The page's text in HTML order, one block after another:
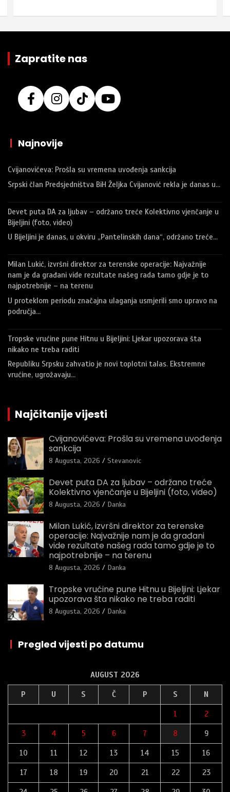
Zapratite nas
| Najnovije
Cvijanovićeva: Prošla su vremena uvođenja sankcija
Srpski član Predsjedništva BiH Željka Cvijanović rekla je danas u…
Devet puta DA za ljubav – održano treće Kolektivno vjenčanje u
Bijeljini (foto, video)
U Bijeljini je danas, u okviru „Pantelinskih dana“, održano treće…
Milan Lukić, izvršni direktor za terenske operacije: Najvažnije
nam je da građani vide rezultate našeg rada tamo gdje je to
najpotrebnije – na terenu
U proteklom periodu značajna ulaganja usmjerili smo upravo na
područja…
Tropske vrućine pune Hitnu u Bijeljini: Ljekar upozorava šta
nikako ne treba raditi
Republiku Srpsku zahvatio je novi toplotni talas. Ekstremne
vrućine, ugrožavaju…
Najčitanije vijesti
Cvijanovićeva: Prošla su vremena uvođenja
sankcija
8 Augusta, 2026 Stevanovic
Devet puta DA za ljubav – održano treće
Kolektivno vjenčanje u Bijeljini (foto, video)
8 Augusta, 2026 Danka
Milan Lukić, izvršni direktor za terenske
operacije: Najvažnije nam je da građani
vide rezultate našeg rada tamo gdje je to
najpotrebnije – na terenu
8 Augusta, 2026 Danka
Tropske vrućine pune Hitnu u Bijeljini: Ljekar
upozorava šta nikako ne treba raditi
8 Augusta, 2026 Danka
| Pregled vijesti po datumu
AUGUST 2026
P U S Č P S N
1 2
3 4 5 6 7 8 9
10 11 12 13 14 15 16
17 18 19 20 21 22 23